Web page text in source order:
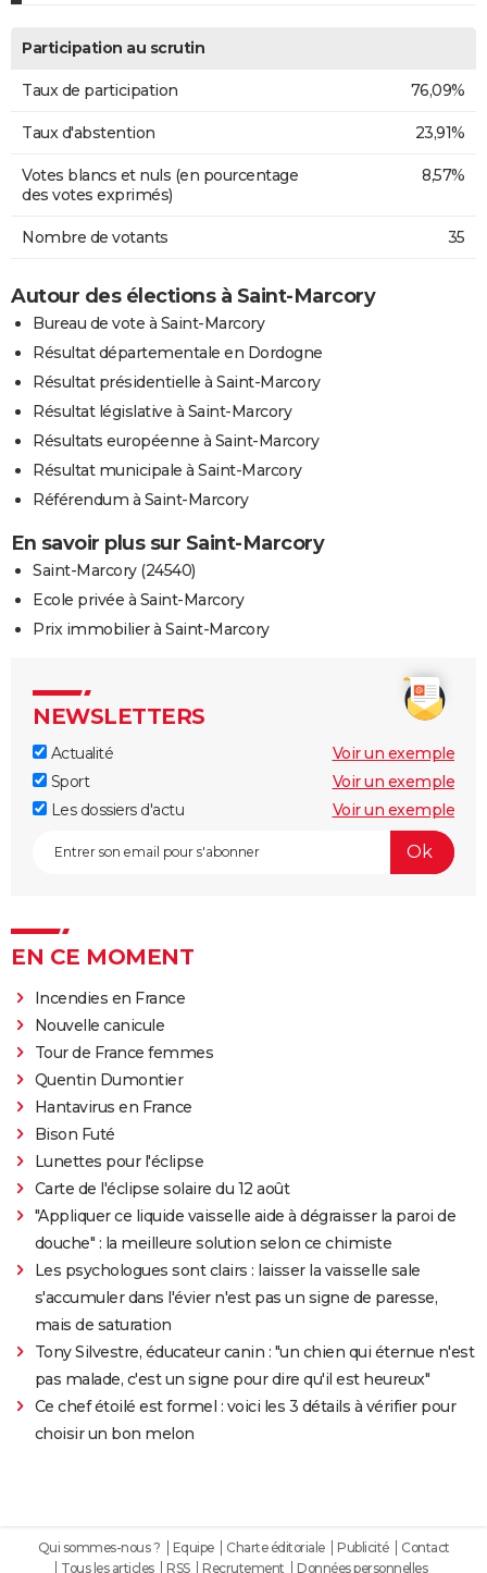
Participation au scrutin
Taux de participation 76,09%
Taux d'abstention 23,91%
Votes blancs et nuls (en pourcentage
des votes exprimés)
8,57%
Nombre de votants 35
Autour des élections à Saint-Marcory
Bureau de vote à Saint-Marcory
Résultat départementale en Dordogne
Résultat présidentielle à Saint-Marcory
Résultat législative à Saint-Marcory
Résultats européenne à Saint-Marcory
Résultat municipale à Saint-Marcory
Référendum à Saint-Marcory
En savoir plus sur Saint-Marcory
Saint-Marcory (24540)
Ecole privée à Saint-Marcory
Prix immobilier à Saint-Marcory
NEWSLETTERS
Actualité
Voir un exemple
Sport
Voir un exemple
Les dossiers d'actu
Voir un exemple
EN CE MOMENT
Incendies en France
Nouvelle canicule
Tour de France femmes
Quentin Dumontier
Hantavirus en France
Bison Futé
Lunettes pour l'éclipse
Carte de l'éclipse solaire du 12 août
"Appliquer ce liquide vaisselle aide à dégraisser la paroi de
douche" : la meilleure solution selon ce chimiste
Les psychologues sont clairs : laisser la vaisselle sale
s'accumuler dans l'évier n'est pas un signe de paresse,
mais de saturation
Tony Silvestre, éducateur canin : "un chien qui éternue n'est
pas malade, c'est un signe pour dire qu'il est heureux"
Ce chef étoilé est formel : voici les 3 détails à vérifier pour
choisir un bon melon
Qui sommes-nous ? Equipe Charte éditoriale Publicité
Contact
Tous les articles
RSS Recrutement Données personnelles